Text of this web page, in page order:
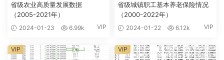
省级农业高质量发展数据
（2005-2021年）
2024-01-23 6.99k VIP
省级城镇职工基本养老保险情况
（2000-2022年）
2024-01-22 6.12k VIP
VIP VIP